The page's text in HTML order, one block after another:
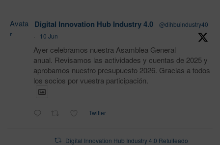
Avata
r
Digital Innovation Hub Industry 4.0
@dihbuindustry40
·
10 Jun
Ayer celebramos nuestra Asamblea General
anual. Revisamos las actividades y cuentas de 2025 y
aprobamos nuestro presupuesto 2026. Gracias a todos
los socios por vuestra participación.
Twitter
Digital Innovation Hub Industry 4.0 Retuiteado